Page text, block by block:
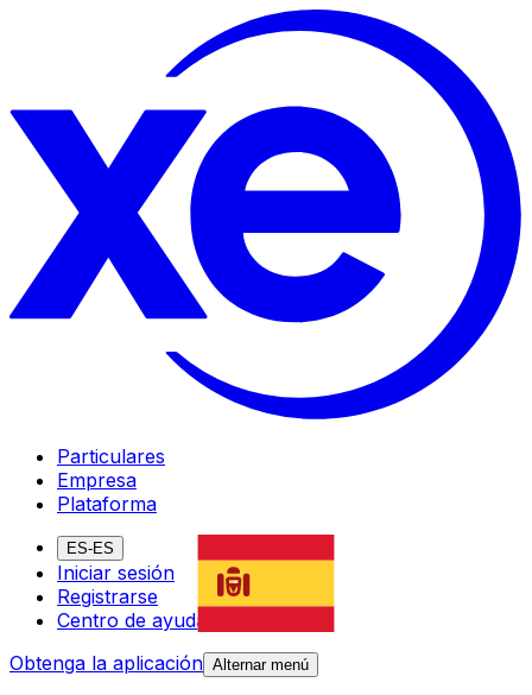
Particulares
Empresa
Plataforma
ES-ES
Iniciar sesión
Registrarse
Centro de ayuda
Obtenga la aplicación Alternar menú